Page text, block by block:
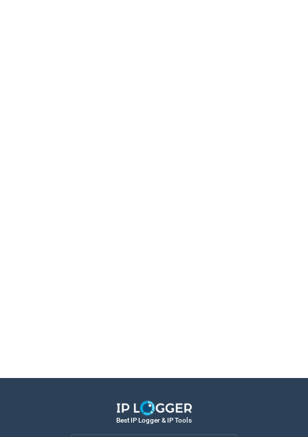
Best IP Logger & IP Tools